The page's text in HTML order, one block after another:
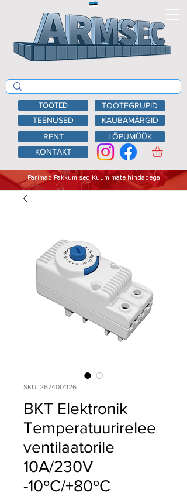
TEENUSED
KAUBAMÄRGID
RENT
LÕPUMÜÜK
KONTAKT
Parimad Pakkumised Kuumimate hindadega
TOOTED TOOTEGRUPID
SKU: 2674001126
BKT Elektronik
Temperatuurirelee
ventilaatorile
10A/230V
-10ºC/+80ºC